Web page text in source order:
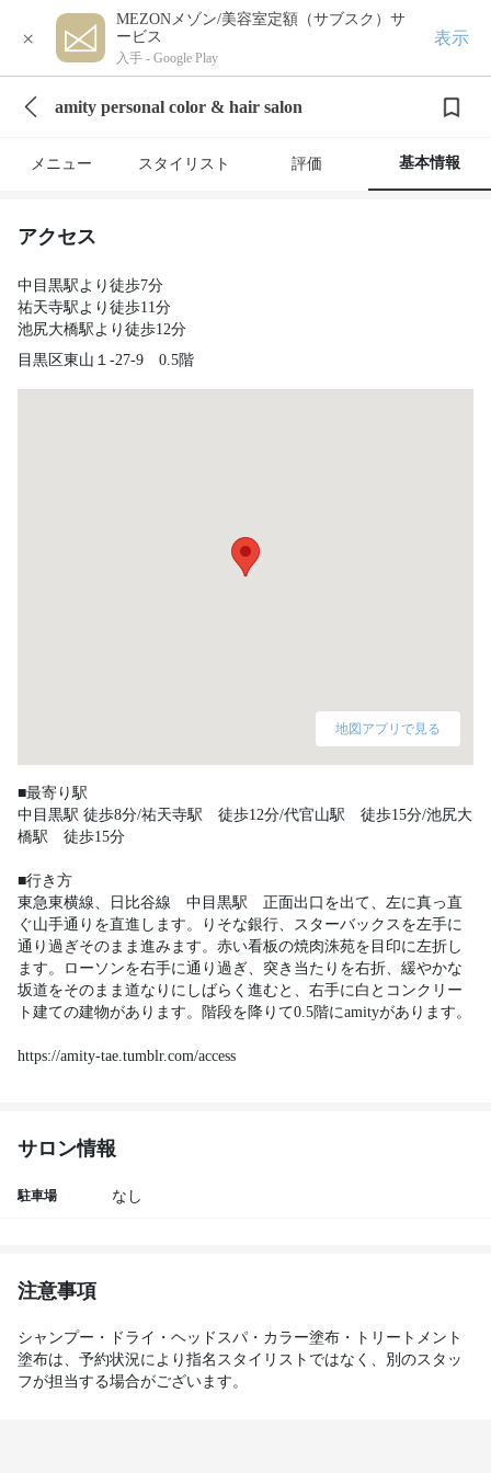
×
MEZONメゾン/美容室定額（サブスク）サ
ービス
入手 - Google Play
表示
amity personal color & hair salon
メニュー スタイリスト 評価 基本情報
アクセス
中目黒駅より徒歩7分
祐天寺駅より徒歩11分
池尻大橋駅より徒歩12分
目黒区東山１-27-9 0.5階
地図アプリで見る
■最寄り駅
中目黒駅 徒歩8分/祐天寺駅　徒歩12分/代官山駅　徒歩15分/池尻大
橋駅　徒歩15分
■行き方
東急東横線、日比谷線　中目黒駅　正面出口を出て、左に真っ直
ぐ山手通りを直進します。りそな銀行、スターバックスを左手に
通り過ぎそのまま進みます。赤い看板の焼肉洙苑を目印に左折し
ます。ローソンを右手に通り過ぎ、突き当たりを右折、緩やかな
坂道をそのまま道なりにしばらく進むと、右手に白とコンクリー
ト建ての建物があります。階段を降りて0.5階にamityがあります。
https://amity-tae.tumblr.com/access
サロン情報
駐車場 なし
注意事項
シャンプー・ドライ・ヘッドスパ・カラー塗布・トリートメント
塗布は、予約状況により指名スタイリストではなく、別のスタッ
フが担当する場合がございます。